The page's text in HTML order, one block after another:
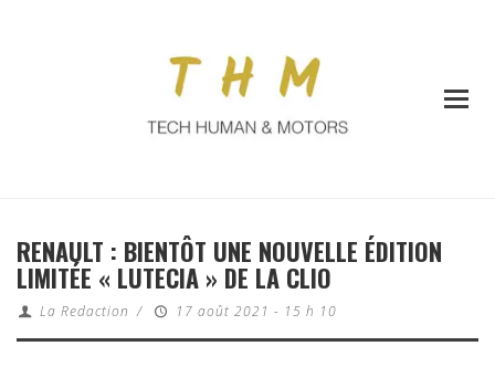
RENAULT : BIENTÔT UNE NOUVELLE ÉDITION
LIMITÉE « LUTECIA » DE LA CLIO
La Redaction / 17 août 2021 - 15 h 10